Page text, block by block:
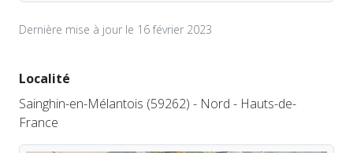
Dernière mise à jour le 16 février 2023
Localité
Sainghin-en-Mélantois (59262) - Nord - Hauts-de-
France